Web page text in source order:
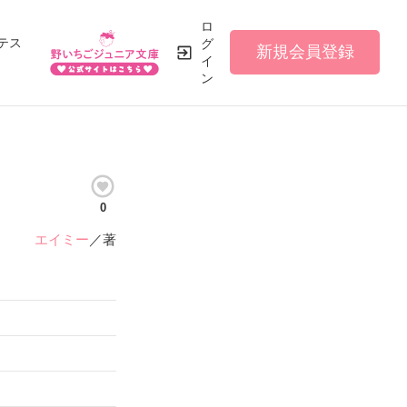
ス
ロ
グ
イ
ン
新規会員登録
0
エイミー ／著